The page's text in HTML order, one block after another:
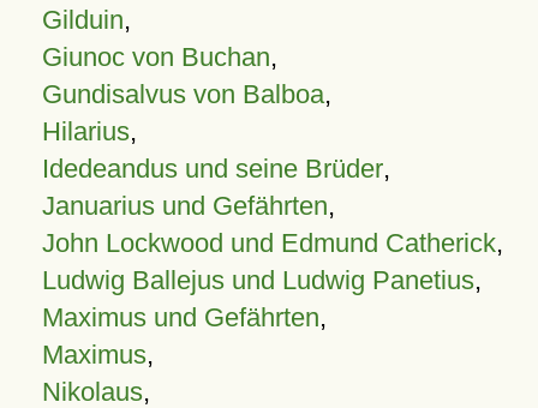
Gilduin,
Giunoc von Buchan,
Gundisalvus von Balboa,
Hilarius,
Idedeandus und seine Brüder,
Januarius und Gefährten,
John Lockwood und Edmund Catherick,
Ludwig Ballejus und Ludwig Panetius,
Maximus und Gefährten,
Maximus,
Nikolaus,